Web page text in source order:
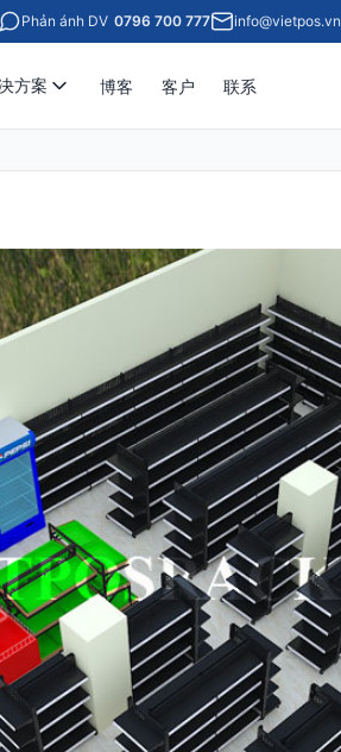
Phản ánh DV 0796 700 777 info@vietpos.vn
方案 博客 客户 联系